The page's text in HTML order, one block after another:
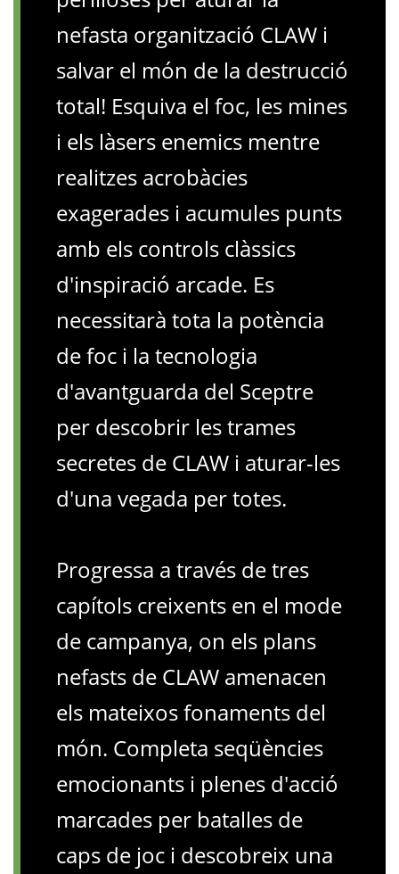
nefasta organització CLAW i
salvar el món de la destrucció
total! Esquiva el foc, les mines
i els làsers enemics mentre
realitzes acrobàcies
exagerades i acumules punts
amb els controls clàssics
d'inspiració arcade. Es
necessitarà tota la potència
de foc i la tecnologia
d'avantguarda del Sceptre
per descobrir les trames
secretes de CLAW i aturar-les
d'una vegada per totes.
Progressa a través de tres
capítols creixents en el mode
de campanya, on els plans
nefasts de CLAW amenacen
els mateixos fonaments del
món. Completa seqüències
emocionants i plenes d'acció
marcades per batalles de
caps de joc i descobreix una